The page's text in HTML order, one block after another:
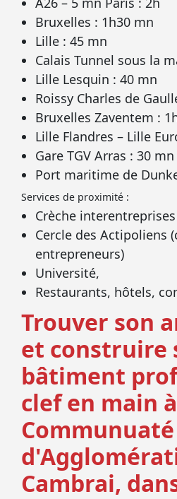
Bruxelles : 1h30 mn
Lille : 45 mn
Calais Tunnel sous la
Lille Lesquin : 40 mn
Roissy Charles de
Bruxelles Zaventem :
Lille Flandres – Lille
Gare TGV Arras : 30 mn
Port maritime de
Services de proximité :
Crèche interentreprises
Cercle des Actipoliens
entrepreneurs)
Université,
Restaurants, hôtels,
Trouver son
et construire
bâtiment
clef en main à
Communuaté
Cambrai,